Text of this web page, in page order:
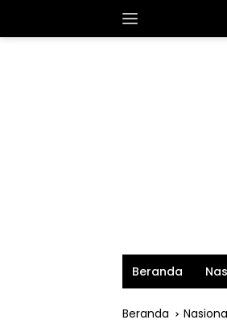
Beranda
Beranda